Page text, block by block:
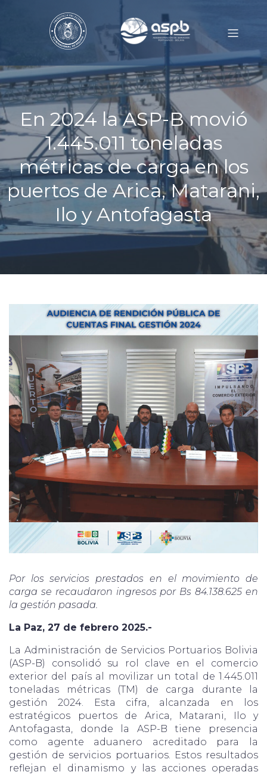
En 2024 la ASP-B movió
1.445.011 toneladas
métricas de carga en los
puertos de Arica, Matarani,
Ilo y Antofagasta
Por los servicios prestados en el movimiento de
carga se recaudaron ingresos por Bs 84.138.625 en
la gestión pasada.
La Paz, 27 de febrero 2025.-
La Administración de Servicios Portuarios Bolivia
(ASP-B) consolidó su rol clave en el comercio
exterior del país al movilizar un total de 1.445.011
toneladas métricas (TM) de carga durante la
gestión 2024. Esta cifra, alcanzada en los
estratégicos puertos de Arica, Matarani, Ilo y
Antofagasta, donde la ASP-B tiene presencia
como agente aduanero acreditado para la
gestión de servicios portuarios. Estos resultados
reflejan el dinamismo y las acciones operadas